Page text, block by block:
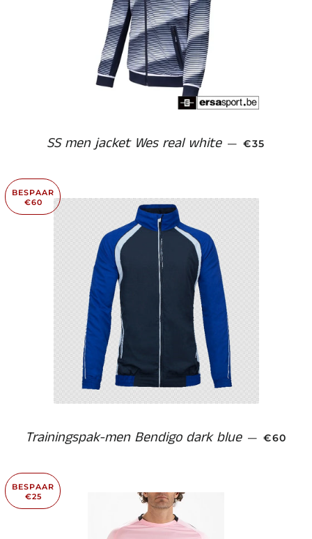
SS men jacket Wes real white — €35
BESPAAR
€60
Trainingspak-men Bendigo dark blue — €60
BESPAAR
€25